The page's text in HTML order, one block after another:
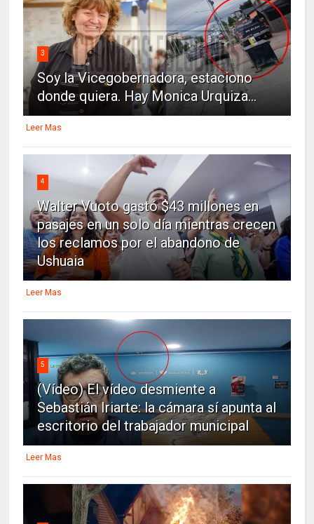
3
Soy la Vicegobernadora, estaciono
donde quiera. Hay Monica Urquiza...
Leer Mas
4
Walter Vuoto gastó $43 millones en
pasajes en un solo día mientras crecen
los reclamos por el abandono de
Ushuaia
Leer Mas
5
(Vídeo) El vídeo desmiente a
Sebastián Iriarte: la cámara sí apunta al
escritorio del trabajador municipal
Leer Mas